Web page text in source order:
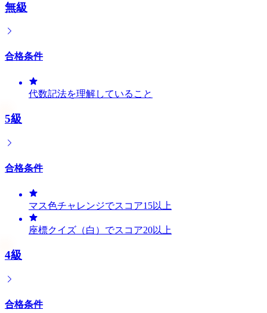
無級
合格条件
代数記法を理解していること
5級
合格条件
マス色チャレンジでスコア15以上
座標クイズ（白）でスコア20以上
4級
合格条件